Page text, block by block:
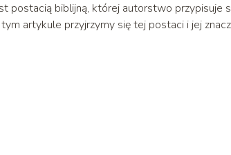
postacią biblijną, której autorstwo przypisuje
artykule przyjrzymy się tej postaci i jej